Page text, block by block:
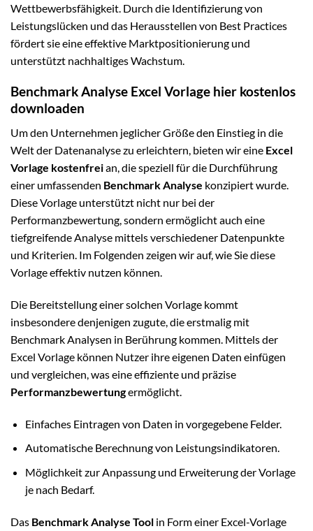
Wettbewerbsfähigkeit. Durch die Identifizierung von
Leistungslücken und das Herausstellen von Best Practices
fördert sie eine effektive Marktpositionierung und
unterstützt nachhaltiges Wachstum.
Benchmark Analyse Excel Vorlage hier kostenlos
downloaden
Um den Unternehmen jeglicher Größe den Einstieg in die
Welt der Datenanalyse zu erleichtern, bieten wir eine Excel
Vorlage kostenfreian, die speziell für die Durchführung
einer umfassenden Benchmark Analyse konzipiert wurde.
Diese Vorlage unterstützt nicht nur bei der
Performanzbewertung, sondern ermöglicht auch eine
tiefgreifende Analyse mittels verschiedener Datenpunkte
und Kriterien. Im Folgenden zeigen wir auf, wie Sie diese
Vorlage effektiv nutzen können.
Die Bereitstellung einer solchen Vorlage kommt
insbesondere denjenigen zugute, die erstmalig mit
Benchmark Analysen in Berührung kommen. Mittels der
Excel Vorlage können Nutzer ihre eigenen Daten einfügen
und vergleichen, was eine effiziente und präzise
Performanzbewertungermöglicht.
Einfaches Eintragen von Daten in vorgegebene Felder.
Automatische Berechnung von Leistungsindikatoren.
Möglichkeit zur Anpassung und Erweiterung der Vorlage
je nach Bedarf.
Das Benchmark Analyse Tool in Form einer Excel-Vorlage